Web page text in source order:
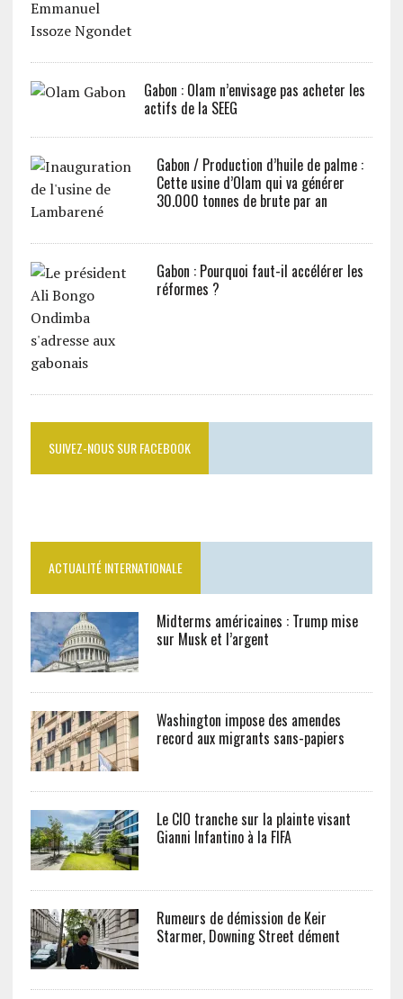
Gabon : Olam n’envisage pas acheter les
actifs de la SEEG
Gabon / Production d’huile de palme :
Cette usine d’Olam qui va générer
30.000 tonnes de brute par an
Gabon : Pourquoi faut-il accélérer les
réformes ?
SUIVEZ-NOUS SUR FACEBOOK
ACTUALITÉ INTERNATIONALE
Midterms américaines : Trump mise
sur Musk et l’argent
Washington impose des amendes
record aux migrants sans-papiers
Le CIO tranche sur la plainte visant
Gianni Infantino à la FIFA
Rumeurs de démission de Keir
Starmer, Downing Street dément